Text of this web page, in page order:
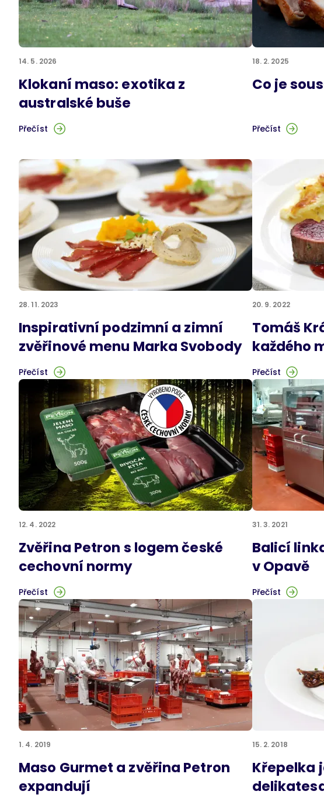
14. 5. 2026
Klokaní maso: exotika z
australské buše
Přečíst
18. 2. 2025
Co je
Přečíst
28. 11. 2023
Inspirativní podzimní a zimní
zvěřinové menu Marka Svobody
Přečíst
20. 9. 2022
Tomáš
každého
Přečíst
12. 4. 2022
Zvěřina Petron s logem české
cechovní normy
Přečíst
31. 3. 2021
Balicí
v Opavě
Přečíst
1. 4. 2019
Maso Gurmet a zvěřina Petron
expandují
15. 2. 2018
Křepelka